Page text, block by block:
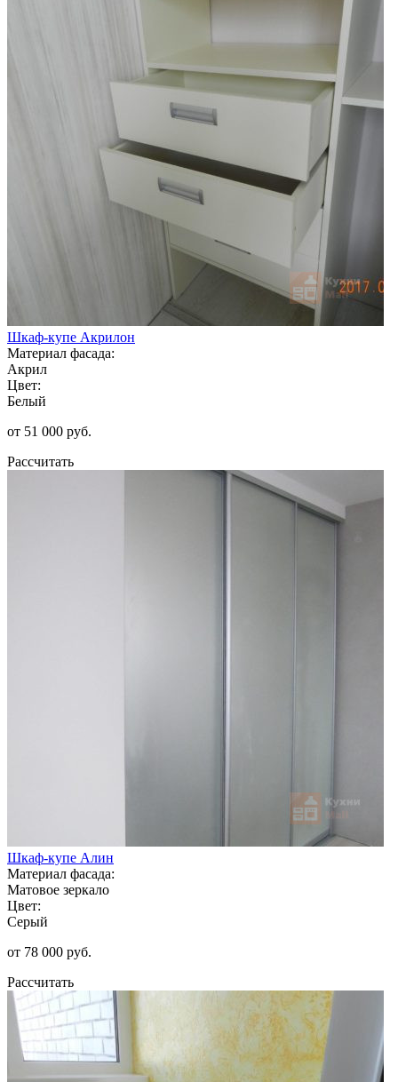
Шкаф-купе Акрилон
Материал фасада:
Акрил
Цвет:
Белый
от 51 000 руб.
Рассчитать
Шкаф-купе Алин
Материал фасада:
Матовое зеркало
Цвет:
Серый
от 78 000 руб.
Рассчитать